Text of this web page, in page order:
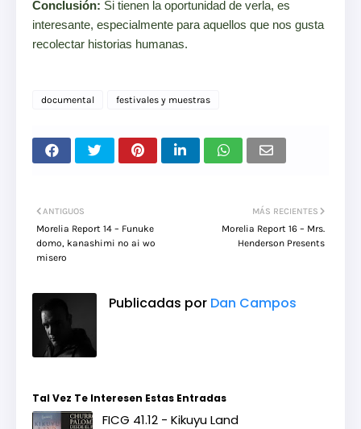
Conclusión: Si tienen la oportunidad de verla, es
interesante, especialmente para aquellos que nos gusta
recolectar historias humanas.
documental festivales y muestras
MÁS RECIENTES
Morelia Report 16 – Mrs.
Henderson Presents
ANTIGUOS
Morelia Report 14 – Funuke
domo, kanashimi no ai wo
misero
Publicadas por Dan Campos
Tal Vez Te Interesen Estas Entradas
FICG 41.12 - Kikuyu Land